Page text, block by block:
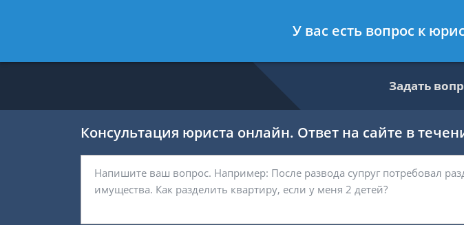
- Налоговый консультант, служащий ФНС
Задать
Консультация юриста онлайн. Ответ на сайте в
У вас есть вопрос к